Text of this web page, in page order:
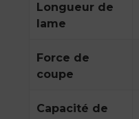
Longueur de
lame
Force de
coupe
Capacité de